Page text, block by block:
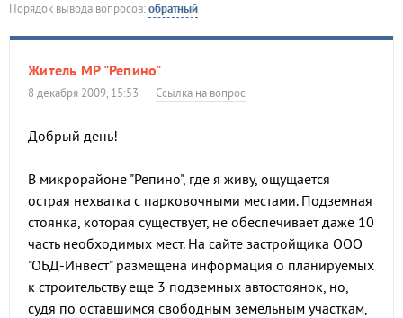
Порядок вывода вопросов:обратный
Житель МР "Репино"
8 декабря 2009, 15:53 Ссылка на вопрос
Добрый день!
В микрорайоне "Репино", где я живу, ощущается
острая нехватка с парковочными местами. Подземная
стоянка, которая существует, не обеспечивает даже 10
часть необходимых мест. На сайте застройщика ООО
"ОБД-Инвест" размещена информация о планируемых
к строительству еще 3 подземных автостоянок, но,
судя по оставшимся свободным земельным участкам,